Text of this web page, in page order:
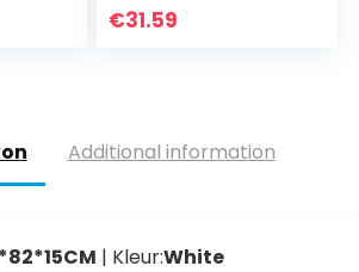
Ininflatable Pool
€31.59
Additional information
| Kleur:White